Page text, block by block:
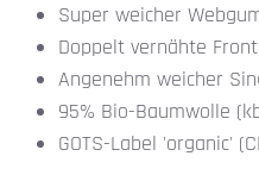
Super weicher
Doppelt vernähte Front
Angenehm weicher
95% Bio-Baumwolle
GOTS-Label 'organic'